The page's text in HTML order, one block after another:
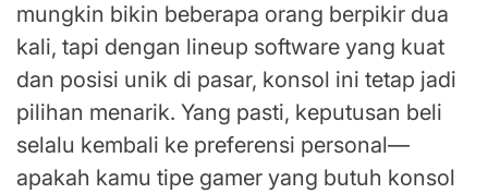
mungkin bikin beberapa orang berpikir dua
kali, tapi dengan lineup software yang kuat
dan posisi unik di pasar, konsol ini tetap jadi
pilihan menarik. Yang pasti, keputusan beli
selalu kembali ke preferensi personal—
apakah kamu tipe gamer yang butuh konsol